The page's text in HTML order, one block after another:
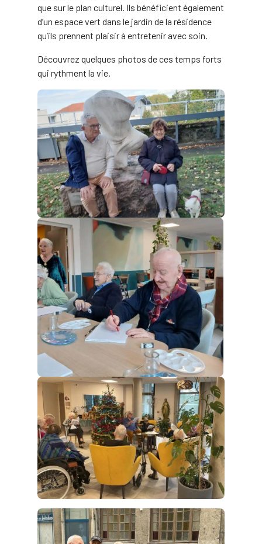
que sur le plan culturel. Ils bénéficient également
d’un espace vert dans le jardin de la résidence
qu’ils prennent plaisir à entretenir avec soin.
Découvrez quelques photos de ces temps forts
qui rythment la vie.